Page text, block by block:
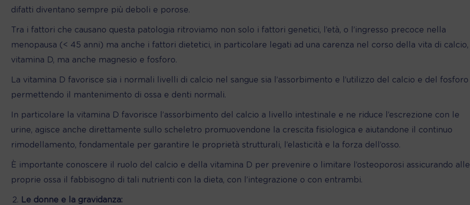
difatti diventano sempre più deboli e porose.
Tra i fattori che causano questa patologia ritroviamo non solo i fattori genetici, l’età, o l’ingresso precoce nella
menopausa (< 45 anni) ma anche i fattori dietetici, in particolare legati ad una carenza nel corso della vita di calcio,
vitamina D, ma anche magnesio e fosforo.
La vitamina D favorisce sia i normali livelli di calcio nel sangue sia l’assorbimento e l’utilizzo del calcio e del fosforo
permettendo il mantenimento di ossa e denti normali.
In particolare la vitamina D favorisce l’assorbimento del calcio a livello intestinale e ne riduce l’escrezione con le
urine, agisce anche direttamente sullo scheletro promuovendone la crescita fisiologica e aiutandone il continuo
rimodellamento, fondamentale per garantire le proprietà strutturali, l’elasticità e la forza dell’osso.
È importante conoscere il ruolo del calcio e della vitamina D per prevenire o limitare l’osteoporosi assicurando alle
proprie ossa il fabbisogno di tali nutrienti con la dieta, con l’integrazione o con entrambi.
Le donne e la gravidanza: